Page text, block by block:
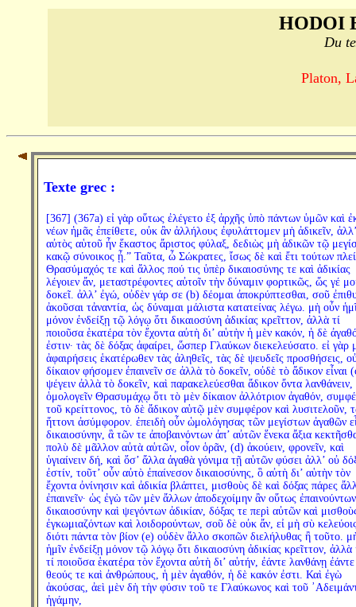
HODOI
Du
Platon,
Texte grec :
[367] (367a) εἰ γὰρ οὕτως ἐλέγετο ἐξ ἀρχῆς ὑπὸ πάντων ὑμῶν καὶ
νέων ἡμᾶς ἐπείθετε, οὐκ ἂν ἀλλήλους ἐφυλάττομεν μὴ ἀδικεῖν, ἀλλ’
αὐτὸς αὑτοῦ ἦν ἕκαστος ἄριστος φύλαξ, δεδιὼς μὴ ἀδικῶν τῷ
κακῷ σύνοικος ᾖ.” Ταῦτα, ὦ Σώκρατες, ἴσως δὲ καὶ ἔτι τούτων
Θρασύμαχός τε καὶ ἄλλος πού τις ὑπὲρ δικαιοσύνης τε καὶ ἀδικίας
λέγοιεν ἄν, μεταστρέφοντες αὐτοῖν τὴν δύναμιν φορτικῶς, ὥς γέ
δοκεῖ. ἀλλ’ ἐγώ, οὐδὲν γάρ σε (b) δέομαι ἀποκρύπτεσθαι, σοῦ
ἀκοῦσαι τἀναντία, ὡς δύναμαι μάλιστα κατατείνας λέγω. μὴ οὖν
μόνον ἐνδείξῃ τῷ λόγῳ ὅτι δικαιοσύνη ἀδικίας κρεῖττον, ἀλλὰ τί
ποιοῦσα ἑκατέρα τὸν ἔχοντα αὐτὴ δι’ αὑτὴν ἡ μὲν κακόν, ἡ δὲ
ἐστιν· τὰς δὲ δόξας ἀφαίρει, ὥσπερ Γλαύκων διεκελεύσατο. εἰ γὰρ
ἀφαιρήσεις ἑκατέρωθεν τὰς ἀληθεῖς, τὰς δὲ ψευδεῖς προσθήσεις,
δίκαιον φήσομεν ἐπαινεῖν σε ἀλλὰ τὸ δοκεῖν, οὐδὲ τὸ ἄδικον εἶναι
ψέγειν ἀλλὰ τὸ δοκεῖν, καὶ παρακελεύεσθαι ἄδικον ὄντα λανθάνειν,
ὁμολογεῖν Θρασυμάχῳ ὅτι τὸ μὲν δίκαιον ἀλλότριον ἀγαθόν,
τοῦ κρείττονος, τὸ δὲ ἄδικον αὑτῷ μὲν συμφέρον καὶ λυσιτελοῦν,
ἥττονι ἀσύμφορον. ἐπειδὴ οὖν ὡμολόγησας τῶν μεγίστων ἀγαθῶν
δικαιοσύνην, ἃ τῶν τε ἀποβαινόντων ἀπ’ αὐτῶν ἕνεκα ἄξια
πολὺ δὲ μᾶλλον αὐτὰ αὑτῶν, οἷον ὁρᾶν, (d) ἀκούειν, φρονεῖν, καὶ
ὑγιαίνειν δή, καὶ ὅσ’ ἄλλα ἀγαθὰ γόνιμα τῇ αὑτῶν φύσει ἀλλ’ οὐ
ἐστίν, τοῦτ’ οὖν αὐτὸ ἐπαίνεσον δικαιοσύνης, ὃ αὐτὴ δι’ αὑτὴν τὸν
ἔχοντα ὀνίνησιν καὶ ἀδικία βλάπτει, μισθοὺς δὲ καὶ δόξας πάρες
ἐπαινεῖν· ὡς ἐγὼ τῶν μὲν ἄλλων ἀποδεχοίμην ἂν οὕτως ἐπαινούντων
δικαιοσύνην καὶ ψεγόντων ἀδικίαν, δόξας τε περὶ αὐτῶν καὶ
ἐγκωμιαζόντων καὶ λοιδορούντων, σοῦ δὲ οὐκ ἄν, εἰ μὴ σὺ
διότι πάντα τὸν βίον (e) οὐδὲν ἄλλο σκοπῶν διελήλυθας ἢ τοῦτο.
ἡμῖν ἐνδείξῃ μόνον τῷ λόγῳ ὅτι δικαιοσύνη ἀδικίας κρεῖττον, ἀλλὰ
τί ποιοῦσα ἑκατέρα τὸν ἔχοντα αὐτὴ δι’ αὑτήν, ἐάντε λανθάνῃ
θεούς τε καὶ ἀνθρώπους, ἡ μὲν ἀγαθόν, ἡ δὲ κακόν ἐστι. Καὶ ἐγὼ
ἀκούσας, ἀεὶ μὲν δὴ τὴν φύσιν τοῦ τε Γλαύκωνος καὶ τοῦ
ἠγάμην,